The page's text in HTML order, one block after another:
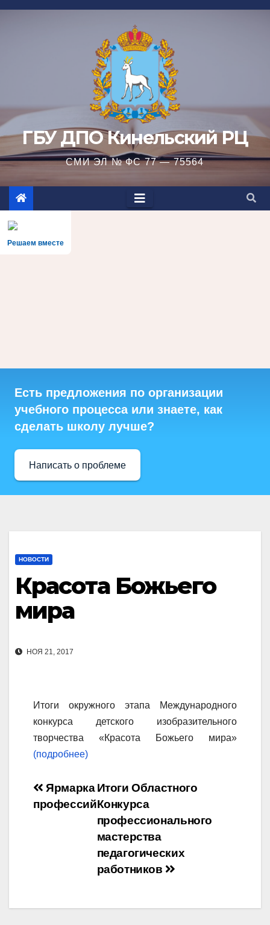
Перейти
ГБУ ДПО Кинельский РЦ
СМИ ЭЛ № ФС 77 — 75564
Решаем вместе
Есть предложения по организации
учебного процесса или знаете, как
сделать школу лучше?
Написать о проблеме
НОВОСТИ
Красота Божьего
мира
НОЯ 21, 2017
Итоги окружного этапа Международного
конкурса детского изобразительного
творчества «Красота Божьего мира»
(подробнее)
Навигация
по
записям
Итоги Областного
Конкурса
профессионального
мастерства
педагогических
работников
Ярмарка
профессий